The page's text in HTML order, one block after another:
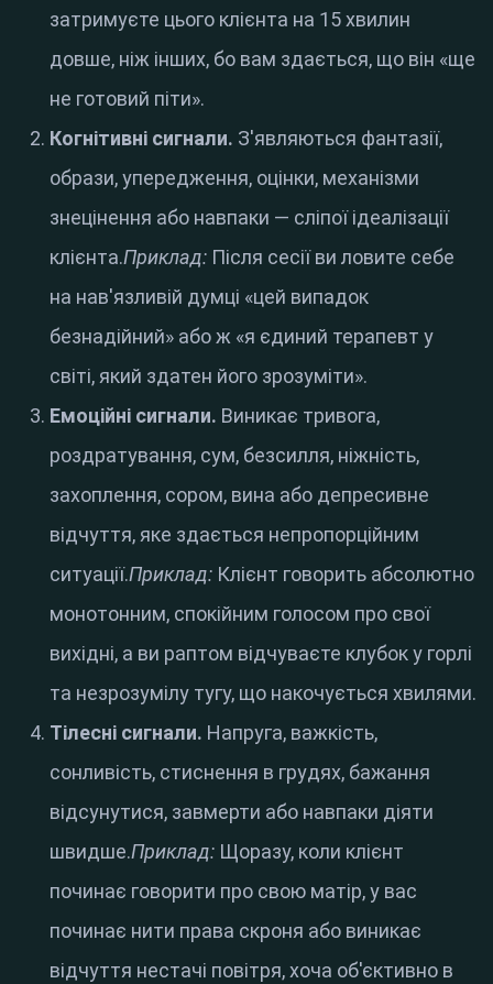
затримуєте цього клієнта на 15 хвилин
довше, ніж інших, бо вам здається, що він «ще
не готовий піти».
Когнітивні сигнали. З'являються фантазії,
образи, упередження, оцінки, механізми
знецінення або навпаки — сліпої ідеалізації
клієнта.Приклад: Після сесії ви ловите себе
на нав'язливій думці «цей випадок
безнадійний» або ж «я єдиний терапевт у
світі, який здатен його зрозуміти».
Емоційні сигнали. Виникає тривога,
роздратування, сум, безсилля, ніжність,
захоплення, сором, вина або депресивне
відчуття, яке здається непропорційним
ситуації.Приклад: Клієнт говорить абсолютно
монотонним, спокійним голосом про свої
вихідні, а ви раптом відчуваєте клубок у горлі
та незрозумілу тугу, що накочується хвилями.
Тілесні сигнали. Напруга, важкість,
сонливість, стиснення в грудях, бажання
відсунутися, завмерти або навпаки діяти
швидше.Приклад: Щоразу, коли клієнт
починає говорити про свою матір, у вас
починає нити права скроня або виникає
відчуття нестачі повітря, хоча об'єктивно в